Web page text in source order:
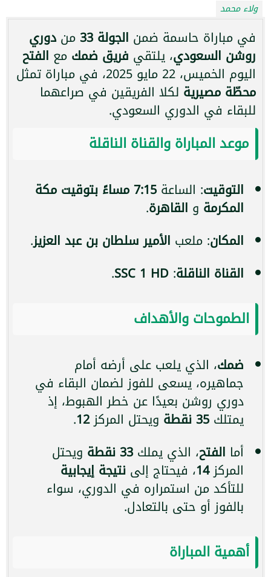
ولاء محمد
في مباراة حاسمة ضمن الجولة 33 من دوري
روشن السعودي، يلتقي فريق ضمك مع الفتح
اليوم الخميس، 22 مايو 2025، في مباراة تمثل
محطّة مصيرية لكلا الفريقين في صراعهما
للبقاء في الدوري السعودي.
موعد المباراة والقناة الناقلة
التوقيت: الساعة 7:15 مساءً بتوقيت مكة
المكرمة و القاهرة.
المكان: ملعب الأمير سلطان بن عبد العزيز.
القناة الناقلة:
SSC 1 HD
.
الطموحات والأهداف
ضمك، الذي يلعب على أرضه أمام
جماهيره، يسعى للفوز لضمان البقاء في
دوري روشن بعيدًا عن خطر الهبوط، إذ
يمتلك 35 نقطة ويحتل المركز12
.
أما الفتح، الذي يملك 33 نقطة ويحتل
المركز14، فيحتاج إلى نتيجة إيجابية
للتأكد من استمراره في الدوري، سواء
بالفوز أو حتى بالتعادل.
أهمية المباراة